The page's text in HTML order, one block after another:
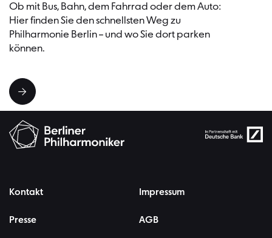
Ob mit Bus, Bahn, dem Fahrrad oder dem Auto:
Hier finden Sie den schnellsten Weg zu
Philharmonie Berlin – und wo Sie dort parken
können.
Kontakt
Presse
Impressum
AGB